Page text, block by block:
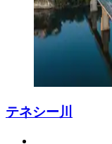
テネシー川